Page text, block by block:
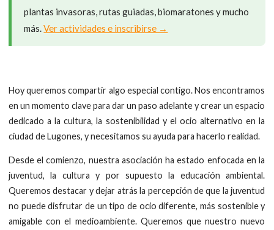
plantas invasoras, rutas guiadas, biomaratones y mucho
más.Ver actividades e inscribirse →
Hoy queremos compartir algo especial contigo. Nos encontramos
en un momento clave para dar un paso adelante y crear un espacio
dedicado a la cultura, la sostenibilidad y el ocio alternativo en la
ciudad de Lugones, y necesitamos su ayuda para hacerlo realidad.
Desde el comienzo, nuestra asociación ha estado enfocada en la
juventud, la cultura y por supuesto la educación ambiental.
Queremos destacar y dejar atrás la percepción de que la juventud
no puede disfrutar de un tipo de ocio diferente, más sostenible y
amigable con el medioambiente. Queremos que nuestro nuevo